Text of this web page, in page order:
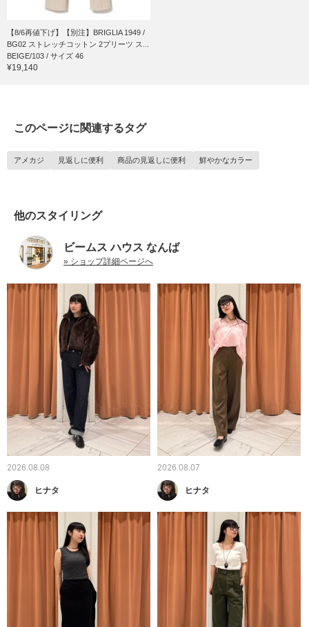
【8/6再値下げ】【別注】BRIGLIA 1949 /
BG02 ストレッチコットン 2プリーツ ス...
BEIGE/103 / サイズ 46
¥19,140
このページに関連するタグ
アメカジ 見返しに便利 商品の見返しに便利 鮮やかなカラー
他のスタイリング
ビームス ハウス なんば
» ショップ詳細ページへ
2026.08.08
ヒナタ
2026.08.07
ヒナタ